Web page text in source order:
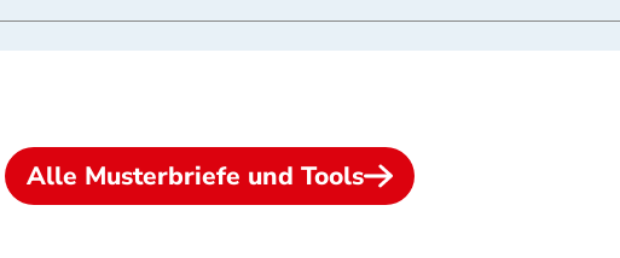
Alle Musterbriefe und Tools